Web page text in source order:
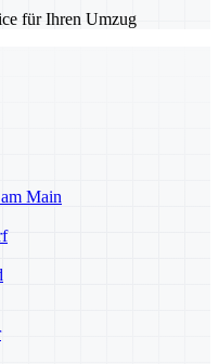
für Ihren Umzug
Main